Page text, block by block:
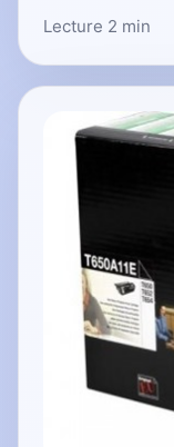
Lecture 2 min